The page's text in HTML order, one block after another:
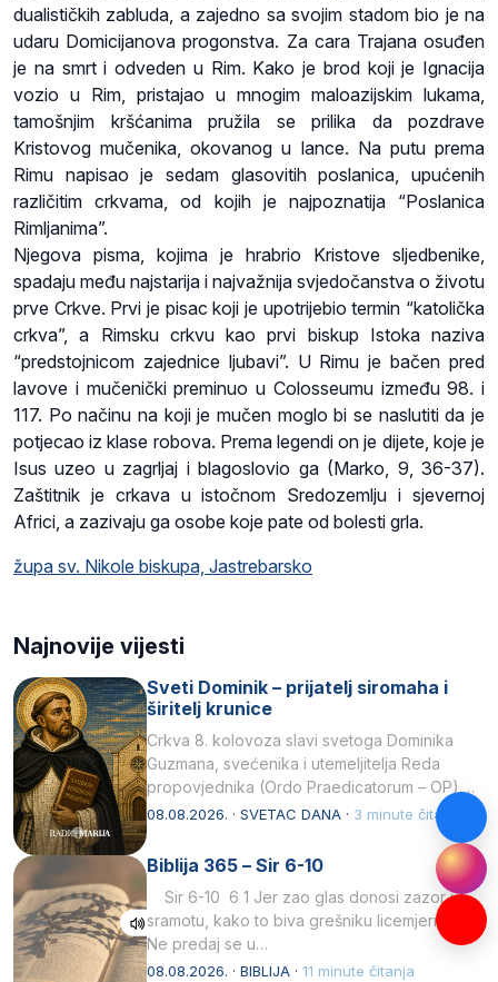
dualističkih zabluda, a zajedno sa svojim stadom bio je na
udaru Domicijanova progonstva. Za cara Trajana osuđen
je na smrt i odveden u Rim. Kako je brod koji je Ignacija
vozio u Rim, pristajao u mnogim maloazijskim lukama,
tamošnjim kršćanima pružila se prilika da pozdrave
Kristovog mučenika, okovanog u lance. Na putu prema
Rimu napisao je sedam glasovitih poslanica, upućenih
različitim crkvama, od kojih je najpoznatija “Poslanica
Rimljanima”.
Njegova pisma, kojima je hrabrio Kristove sljedbenike,
spadaju među najstarija i najvažnija svjedočanstva o životu
prve Crkve. Prvi je pisac koji je upotrijebio termin “katolička
crkva”, a Rimsku crkvu kao prvi biskup Istoka naziva
“predstojnicom zajednice ljubavi”. U Rimu je bačen pred
lavove i mučenički preminuo u Colosseumu između 98. i
117. Po načinu na koji je mučen moglo bi se naslutiti da je
potjecao iz klase robova. Prema legendi on je dijete, koje je
Isus uzeo u zagrljaj i blagoslovio ga (Marko, 9, 36-37).
Zaštitnik je crkava u istočnom Sredozemlju i sjevernoj
Africi, a zazivaju ga osobe koje pate od bolesti grla.
župa sv. Nikole biskupa, Jastrebarsko
Najnovije vijesti
Sveti Dominik – prijatelj siromaha i
širitelj krunice
Crkva 8. kolovoza slavi svetoga Dominika
Guzmana, svećenika i utemeljitelja Reda
propovjednika (Ordo Praedicatorum – OP).
Svojim životom, dubokom ljubavlju prema
08.08.2026. · SVETAC DANA · 3 minute čitanja
Biblija 365 – Sir 6-10
Sir 6-10 6 1 Jer zao glas donosi zazor i
sramotu, kako to biva grešniku licemjernom.2
Ne predaj se u…
08.08.2026. · BIBLIJA · 11 minute čitanja